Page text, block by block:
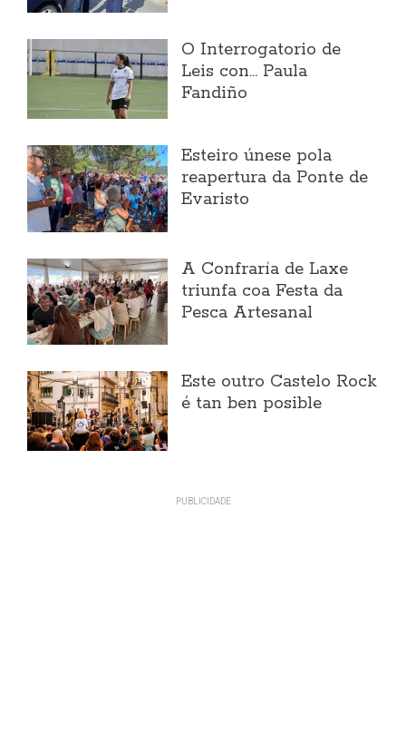
O Interrogatorio de
Leis con... Paula
Fandiño
Esteiro únese pola
reapertura da Ponte de
Evaristo
A Confraría de Laxe
triunfa coa Festa da
Pesca Artesanal
Este outro Castelo Rock
é tan ben posible